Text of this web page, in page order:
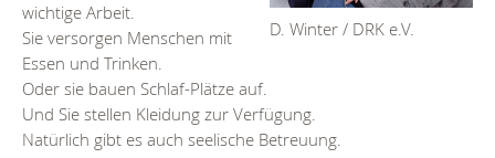
D. Winter / DRK e.V.
wichtige Arbeit.
Sie versorgen Menschen mit
Essen und Trinken.
Oder sie bauen Schlaf-Plätze auf.
Und Sie stellen Kleidung zur Verfügung.
Natürlich gibt es auch seelische Betreuung.